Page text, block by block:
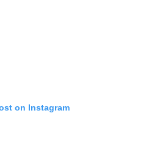
on Instagram